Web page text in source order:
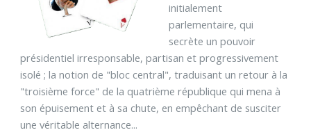
initialement
parlementaire, qui
secrète un pouvoir
présidentiel irresponsable, partisan et progressivement
isolé ; la notion de "bloc central", traduisant un retour à la
"troisième force" de la quatrième république qui mena à
son épuisement et à sa chute, en empêchant de susciter
une véritable alternance...